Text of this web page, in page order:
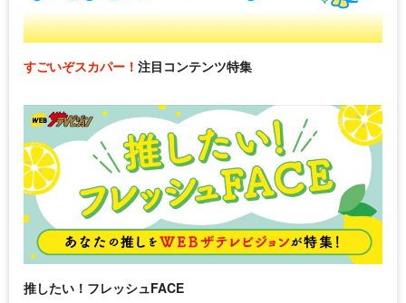
すごいぞスカパー！ 注目コンテンツ特集
推したい！フレッシュFACE